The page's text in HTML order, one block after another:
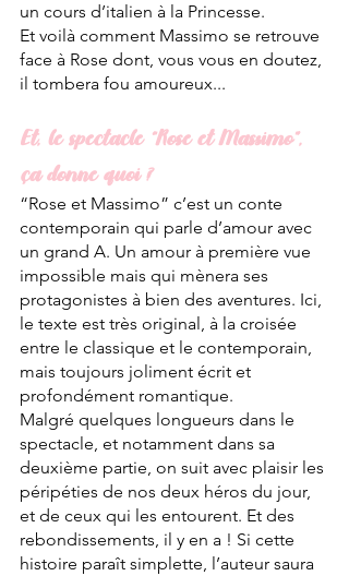
un cours d’italien à la Princesse.
Et voilà comment Massimo se retrouve
face à Rose dont, vous vous en doutez,
il tombera fou amoureux...
Et, le spectacle “Rose et Massimo”,
ça donne quoi ?
“Rose et Massimo” c’est un conte
contemporain qui parle d’amour avec
un grand A. Un amour à première vue
impossible mais qui mènera ses
protagonistes à bien des aventures. Ici,
le texte est très original, à la croisée
entre le classique et le contemporain,
mais toujours joliment écrit et
profondément romantique.
Malgré quelques longueurs dans le
spectacle, et notamment dans sa
deuxième partie, on suit avec plaisir les
péripéties de nos deux héros du jour,
et de ceux qui les entourent. Et des
rebondissements, il y en a ! Si cette
histoire paraît simplette, l’auteur saura